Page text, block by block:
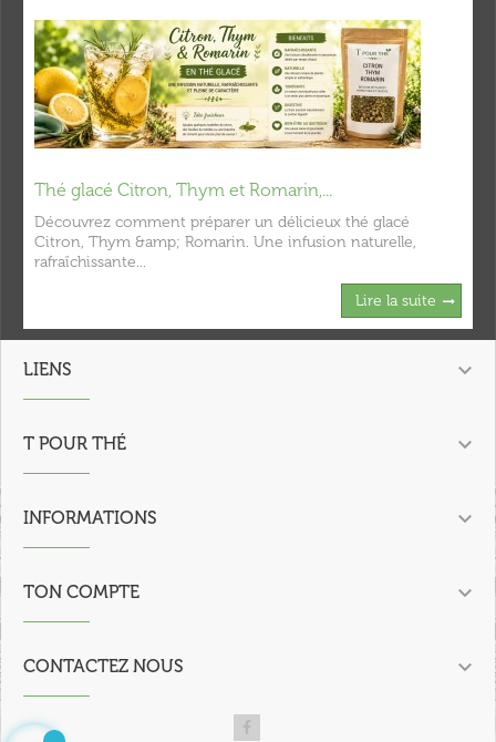
Thé glacé Citron, Thym et Romarin,...
Découvrez comment préparer un délicieux thé glacé
Citron, Thym &amp; Romarin. Une infusion naturelle,
rafraîchissante...
Lire la suite
LIENS 
T POUR THÉ 
INFORMATIONS 
TON COMPTE 
CONTACTEZ NOUS 